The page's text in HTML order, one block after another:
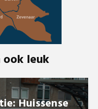
ook leuk
Huissense